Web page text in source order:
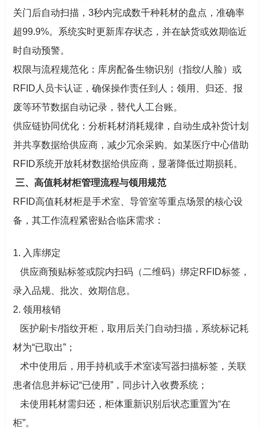
关门后自动扫描，3秒内完成数千种耗材的盘点，准确率
超99.9%。系统实时更新库存状态，并在缺货或效期临近
时自动预警。
权限与流程规范化：库房配备生物识别（指纹/人脸）或
RFID人员卡认证，确保操作责任到人；领用、归还、报
废等环节数据自动记录，替代人工台账。
供应链协同优化：分析耗材消耗规律，自动生成补货计划
并共享数据给供应商，减少冗余采购。如某医疗中心借助
RFID系统开放耗材数据给供应商，显著降低过期损耗。
三、高值耗材柜管理流程与领用规范
RFID高值耗材柜是手术室、导管室等重点场景的核心设
备，其工作流程紧密贴合临床需求：
1. 入库绑定
供应商预贴标签或院内扫码（二维码）绑定RFID标签，
录入品规、批次、效期信息。
2. 领用核销
医护刷卡/指纹开柜，取用后关门自动扫描，系统标记耗
材为“已取出”；
术中使用后，用手持机或手术室读写器扫描标签，关联
患者信息并标记“已使用”，同步计入收费系统；
未使用耗材需归还，柜体重新识别后状态重置为“在
柜”。